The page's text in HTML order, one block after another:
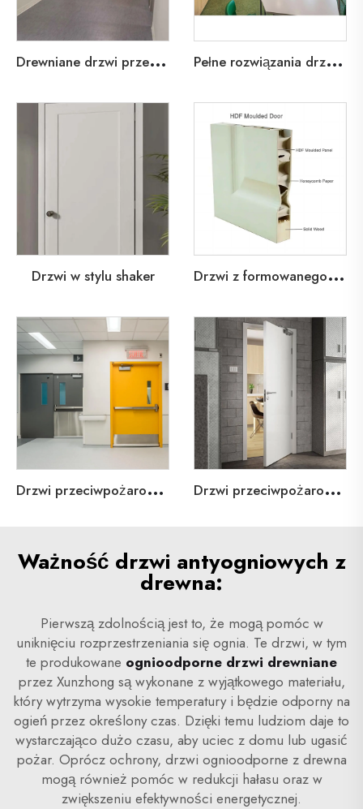
D
rewniane drzwi przeciwpożarowe dla szpitali w opiece zdrowotnej P
ełne rozwiązania drzwiowe dla oświaty
Drzwi w stylu shaker D
rzwi z formowanego HDF
D
rzwi przeciwpożarowe stalowe dla mieszkań D
rzwi przeciwpożarowe z drewna dla mieszkań
Ważność drzwi antyogniowych z
drewna:
Pierwszą zdolnością jest to, że mogą pomóc w
uniknięciu rozprzestrzeniania się ognia. Te drzwi, w tym
te produkowane ognioodporne drzwi drewniane
przez Xunzhong są wykonane z wyjątkowego materiału,
który wytrzyma wysokie temperatury i będzie odporny na
ogień przez określony czas. Dzięki temu ludziom daje to
wystarczająco dużo czasu, aby uciec z domu lub ugasić
pożar. Oprócz ochrony, drzwi ognioodporne z drewna
mogą również pomóc w redukcji hałasu oraz w
zwiększeniu efektywności energetycznej.